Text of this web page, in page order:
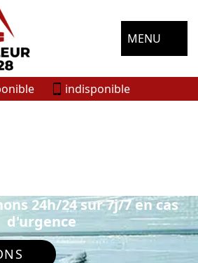
MENU
indisponible
24h/24 sur 7j/7 en cas
d'urgence